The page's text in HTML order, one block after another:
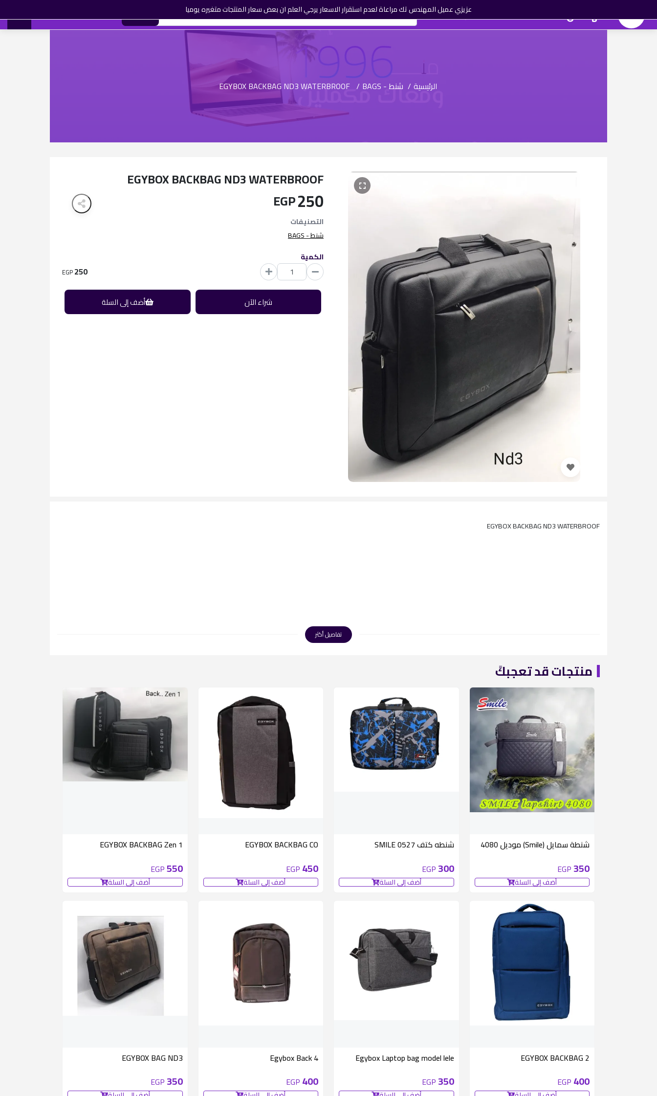
عزيزي عميل المهندس تك مراعاة لعدم استقرار الاسعار يرجي العلم ان بعض سعار المنتجات متغيره يوميا المهندس تك العروض
الرئيسية / شنط - BAGS /
EGYBOX BACKBAG ND3 WATERBROOF
EGYBOX BACKBAG ND3 WATERBROOF
250
EGP
التصنيفات
شنط - BAGS
الكمية
250
EGP
شراء الآن أضف إلى السلة
EGYBOX BACKBAG ND3 WATERBROOF
تفاصيل أكثر
منتجات قد تعجبكً
شنطة سمايل (Smile) موديل 4080
350
EGP
أضف إلى السلة
شنطه كتف SMILE 0527
300
EGP
أضف إلى السلة
EGYBOX BACKBAG CO
450
EGP
أضف إلى السلة
EGYBOX BACKBAG Zen 1
550
EGP
أضف إلى السلة
EGYBOX BACKBAG 2
400
EGP
Egybox Laptop bag model lele
350
EGP
Egybox Back 4
400
EGP
EGYBOX BAG ND3
350
EGP